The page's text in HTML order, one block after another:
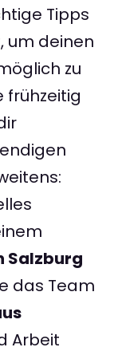
Tipps
um deinen
zu
frühzeitig
Salzburg
das Team
Arbeit